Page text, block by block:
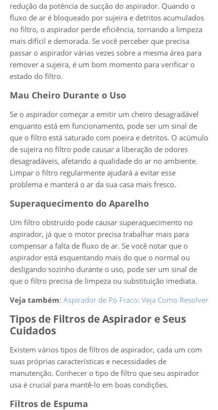
redução da potência de sucção do aspirador. Quando o
fluxo de ar é bloqueado por sujeira e detritos acumulados
no filtro, o aspirador perde eficiência, tornando a limpeza
mais difícil e demorada. Se você perceber que precisa
passar o aspirador várias vezes sobre a mesma área para
remover a sujeira, é um bom momento para verificar o
estado do filtro.
Mau Cheiro Durante o Uso
Se o aspirador começar a emitir um cheiro desagradável
enquanto está em funcionamento, pode ser um sinal de
que o filtro está saturado com poeira e detritos. O acúmulo
de sujeira no filtro pode causar a liberação de odores
desagradáveis, afetando a qualidade do ar no ambiente.
Limpar o filtro regularmente ajudará a evitar esse
problema e manterá o ar da sua casa mais fresco.
Superaquecimento do Aparelho
Um filtro obstruído pode causar superaquecimento no
aspirador, já que o motor precisa trabalhar mais para
compensar a falta de fluxo de ar. Se você notar que o
aspirador está esquentando mais do que o normal ou
desligando sozinho durante o uso, pode ser um sinal de
que o filtro precisa de limpeza ou substituição imediata.
Veja também: Aspirador de Pó Fraco: Veja Como Resolver
Tipos de Filtros de Aspirador e Seus
Cuidados
Existem vários tipos de filtros de aspirador, cada um com
suas próprias características e necessidades de
manutenção. Conhecer o tipo de filtro que seu aspirador
usa é crucial para mantê-lo em boas condições.
Filtros de Espuma